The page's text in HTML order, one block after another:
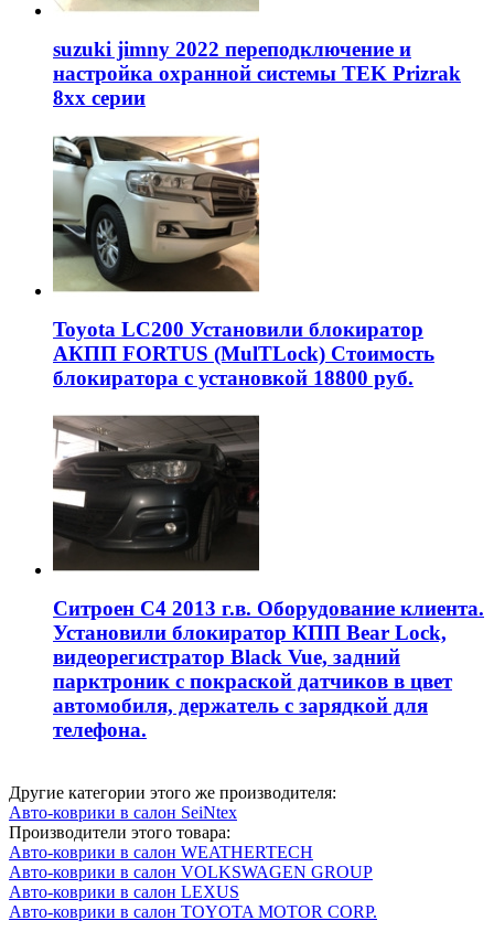
suzuki jimny 2022 переподключение и
настройка охранной системы TEK Prizrak
8xx серии
Toyota LC200 Установили блокиратор
АКПП FORTUS (MulTLock) Стоимость
блокиратора с установкой 18800 руб.
Ситроен С4 2013 г.в. Оборудование клиента.
Установили блокиратор КПП Bear Lock,
видеорегистратор Black Vue, задний
парктроник с покраской датчиков в цвет
автомобиля, держатель с зарядкой для
телефона.
Другие категории этого же производителя:
Авто-коврики в салон SeiNtex
Производители этого товара:
Авто-коврики в салон WEATHERTECH
Авто-коврики в салон VOLKSWAGEN GROUP
Авто-коврики в салон LEXUS
Авто-коврики в салон TOYOTA MOTOR CORP.